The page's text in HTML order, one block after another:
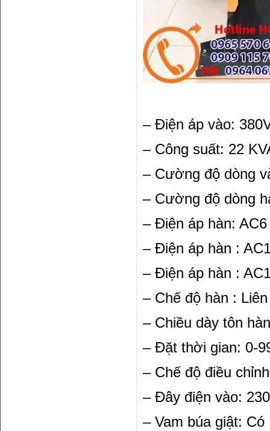
– Điện áp vào:
– Công suất: 22
– Cường độ dòng
– Cường độ dòng
– Điện áp hàn:
– Điện áp hàn :
– Điện áp hàn :
– Chế độ hàn :
– Chiều dày tôn
– Đặt thời gian: 0-
– Chế độ điều
– Đây điện vào:
– Vam búa giật: Có